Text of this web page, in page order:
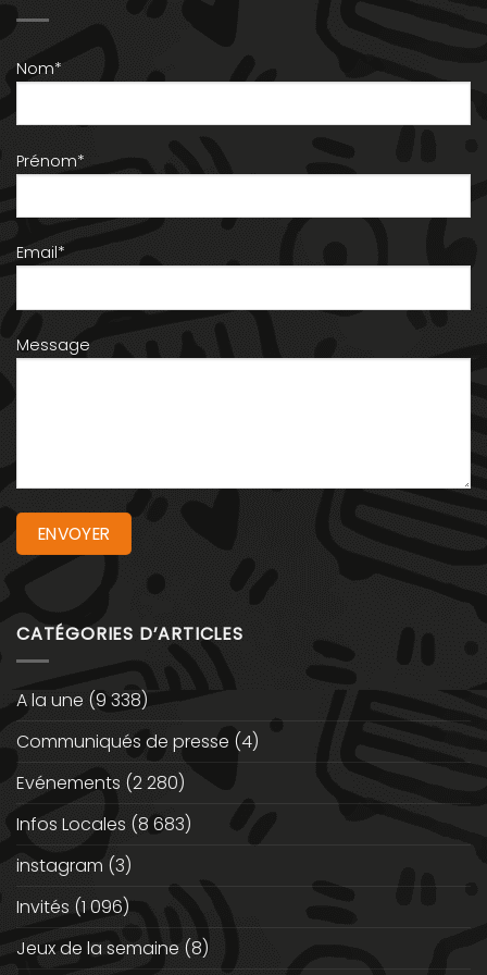
Nom*
Prénom*
Email*
Message
CATÉGORIES D’ARTICLES
A la une (9 338)
Communiqués de presse (4)
Evénements (2 280)
Infos Locales (8 683)
instagram (3)
Invités (1 096)
Jeux de la semaine (8)